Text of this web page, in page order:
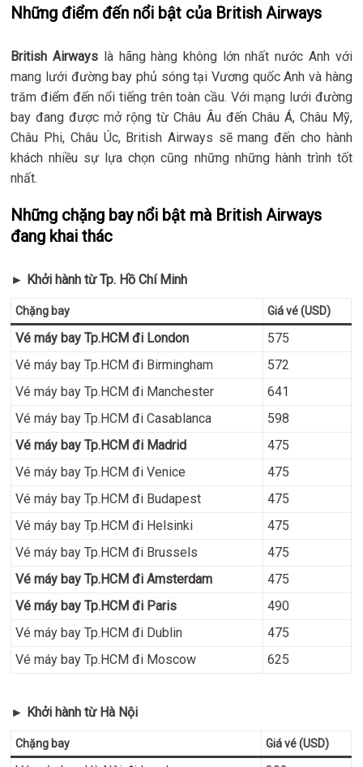
Những điểm đến nổi bật của British Airways
British Airways là hãng hàng không lớn nhất nước Anh với
mang lưới đường bay phủ sóng tại Vương quốc Anh và hàng
trăm điểm đến nổi tiếng trên toàn cầu. Với mạng lưới đường
bay đang được mở rộng từ Châu Âu đến Châu Á, Châu Mỹ,
Châu Phi, Châu Úc, British Airways sẽ mang đến cho hành
khách nhiều sự lựa chọn cũng những những hành trình tốt
nhất.
Những chặng bay nổi bật mà British Airways
đang khai thác
► Khởi hành từ Tp. Hồ Chí Minh
Chặng bay Giá vé (USD)
Vé máy bay Tp.HCM đi London
575
Vé máy bay Tp.HCM đi Birmingham
572
Vé máy bay Tp.HCM đi Manchester
641
Vé máy bay Tp.HCM đi Casablanca
598
Vé máy bay Tp.HCM đi Madrid
475
Vé máy bay Tp.HCM đi Venice
475
Vé máy bay Tp.HCM đi Budapest
475
Vé máy bay Tp.HCM đi Helsinki
475
Vé máy bay Tp.HCM đi Brussels
475
Vé máy bay Tp.HCM đi Amsterdam
475
Vé máy bay Tp.HCM đi Paris
490
Vé máy bay Tp.HCM đi Dublin
475
Vé máy bay Tp.HCM đi Moscow
625
► Khởi hành từ Hà Nội
Chặng bay Giá vé (USD)